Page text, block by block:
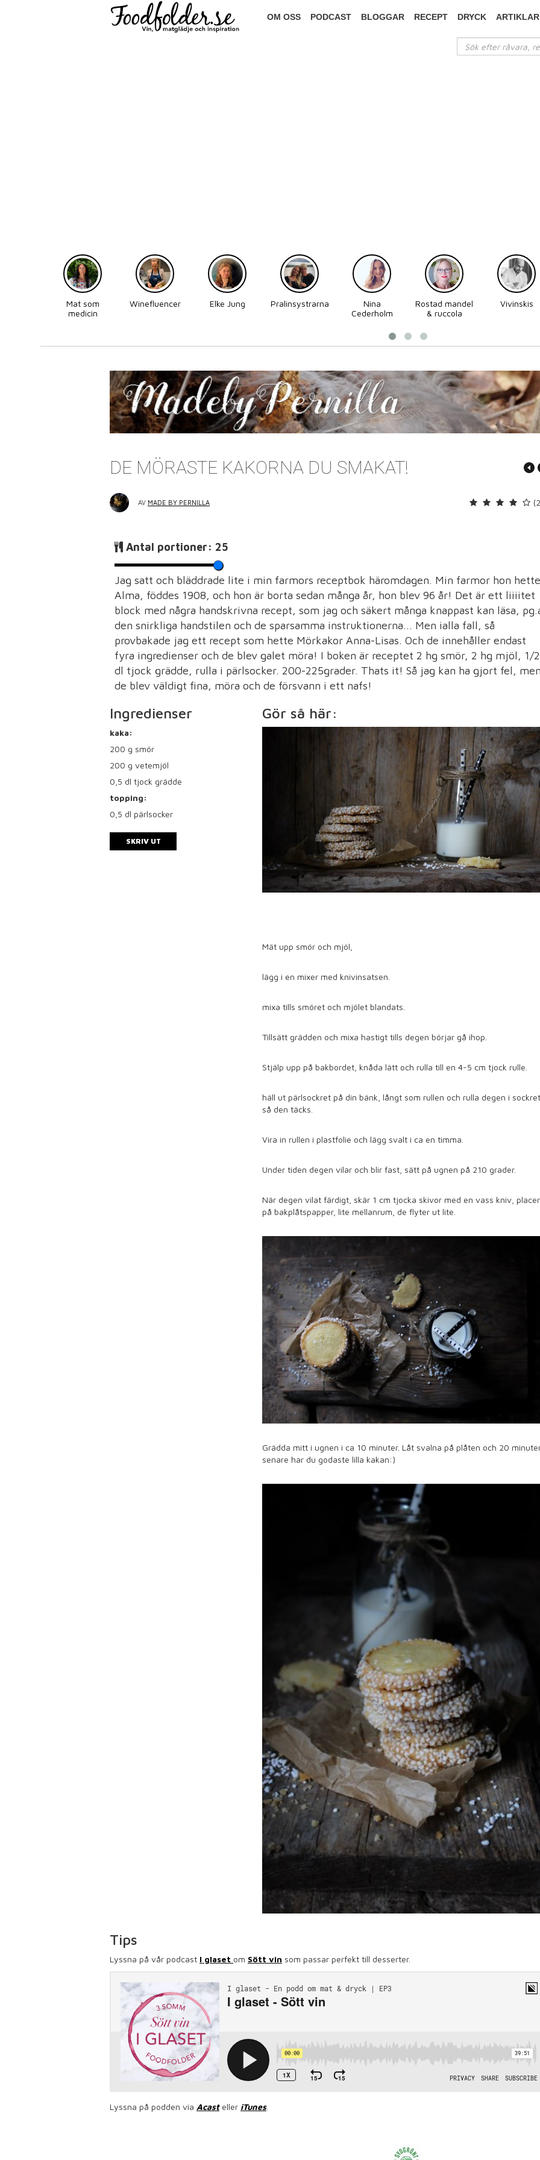
OM OSS PODCAST BLOGGAR RECEPT DRYCK ARTIKLAR
Mat som
medicin
Winefluencer Elke Jung Pralinsystrarna
Nina
Cederholm
Rostad mandel
& ruccola
Vivinskis
DE MÖRASTE KAKORNA DU SMAKAT!
AV MADE BY PERNILLA
Antal portioner: 25
Jag satt och bläddrade lite i min farmors receptbok häromdagen. Min farmor hon hette
Alma, föddes 1908, och hon är borta sedan många år, hon blev 96 år! Det är ett liiiitet
block med några handskrivna recept, som jag och säkert många knappast kan läsa,
den snirkliga handstilen och de sparsamma instruktionerna... Men ialla fall, så
provbakade jag ett recept som hette Mörkakor Anna-Lisas. Och de innehåller endast
fyra ingredienser och de blev galet möra! I boken är receptet 2 hg smör, 2 hg mjöl, 1/2
dl tjock grädde, rulla i pärlsocker. 200-225grader. Thats it! Så jag kan ha gjort fel,
de blev väldigt fina, möra och de försvann i ett nafs!
Ingredienser
kaka:
200 g smör
200 g vetemjöl
0,5 dl tjock grädde
topping:
0,5 dl pärlsocker
SKRIV UT
Gör så här:
Mät upp smör och mjöl,
lägg i en mixer med knivinsatsen.
mixa tills smöret och mjölet blandats.
Tillsätt grädden och mixa hastigt tills degen börjar gå ihop.
Stjälp upp på bakbordet, knåda lätt och rulla till en 4-5 cm tjock rulle.
häll ut pärlsockret på din bänk, långt som rullen och rulla degen i sockret
så den täcks.
Vira in rullen i plastfolie och lägg svalt i ca en timma.
Under tiden degen vilar och blir fast, sätt på ugnen på 210 grader.
När degen vilat färdigt, skär 1 cm tjocka skivor med en vass kniv,
på bakplåtspapper, lite mellanrum, de flyter ut lite.
Grädda mitt i ugnen i ca 10 minuter. Låt svalna på plåten och 20
senare har du godaste lilla kakan:)
Tips
Lyssna på vår podcast I glaset om Sött vin som passar perfekt till desserter.
Lyssna på podden via Acasteller iTunes.